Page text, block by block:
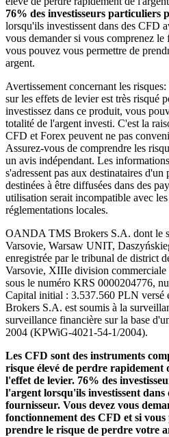
76% des investisseurs particuliers
lorsqu'ils investissent dans des CFD
vous demander si vous comprenez
vous pouvez vous permettre de
argent.
Avertissement concernant les
sur les effets de levier est très risqué
investissez dans ce produit, vous
totalité de l'argent investi. C'est la
CFD et Forex peuvent ne pas
Assurez-vous de comprendre les
un avis indépendant. Les
s'adressent pas aux destinataires
destinées à être diffusées dans des
utilisation serait incompatible avec
réglementations locales.
OANDA TMS Brokers S.A. dont le
Varsovie, Warsaw UNIT,
enregistrée par le tribunal de district
Varsovie, XIIIe division
sous le numéro KRS 0000204776,
Capital initial : 3.537.560 PLN
Brokers S.A. est soumis à la
surveillance financière sur la base
2004 (KPWiG-4021-54-1/2004).
Les CFD sont des instruments
risque élevé de perdre rapidement
l'effet de levier. 76% des
l'argent lorsqu'ils investissent dans
fournisseur. Vous devez vous
fonctionnement des CFD et si
prendre le risque de perdre votre